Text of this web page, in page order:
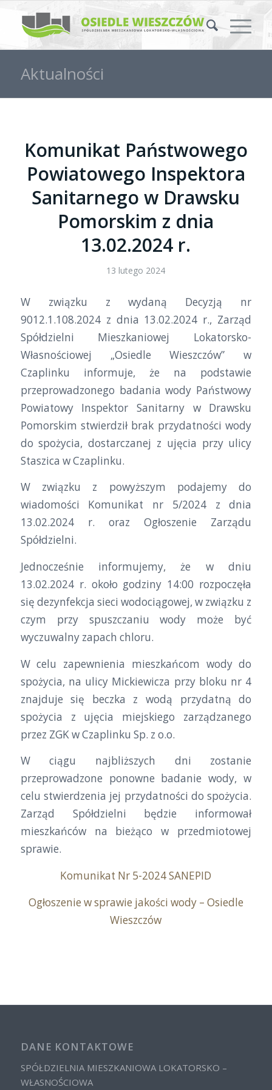
Aktualności
Komunikat Państwowego
Powiatowego Inspektora
Sanitarnego w Drawsku
Pomorskim z dnia
13.02.2024 r.
13 lutego 2024
W związku z wydaną Decyzją nr
9012.1.108.2024 z dnia 13.02.2024 r., Zarząd
Spółdzielni Mieszkaniowej Lokatorsko-
Własnościowej „Osiedle Wieszczów” w
Czaplinku informuje, że na podstawie
przeprowadzonego badania wody Państwowy
Powiatowy Inspektor Sanitarny w Drawsku
Pomorskim stwierdził brak przydatności wody
do spożycia, dostarczanej z ujęcia przy ulicy
Staszica w Czaplinku.
W związku z powyższym podajemy do
wiadomości Komunikat nr 5/2024 z dnia
13.02.2024 r. oraz Ogłoszenie Zarządu
Spółdzielni.
Jednocześnie informujemy, że w dniu
13.02.2024 r. około godziny 14:00 rozpoczęła
się dezynfekcja sieci wodociągowej, w związku z
czym przy spuszczaniu wody może być
wyczuwalny zapach chloru.
W celu zapewnienia mieszkańcom wody do
spożycia, na ulicy Mickiewicza przy bloku nr 4
znajduje się beczka z wodą przydatną do
spożycia z ujęcia miejskiego zarządzanego
przez ZGK w Czaplinku Sp. z o.o.
W ciągu najbliższych dni zostanie
przeprowadzone ponowne badanie wody, w
celu stwierdzenia jej przydatności do spożycia.
Zarząd Spółdzielni będzie informował
mieszkańców na bieżąco w przedmiotowej
sprawie.
Komunikat Nr 5-2024 SANEPID
Ogłoszenie w sprawie jakości wody – Osiedle
Wieszczów
DANE KONTAKTOWE
SPÓŁDZIELNIA MIESZKANIOWA LOKATORSKO –
WŁASNOŚCIOWA